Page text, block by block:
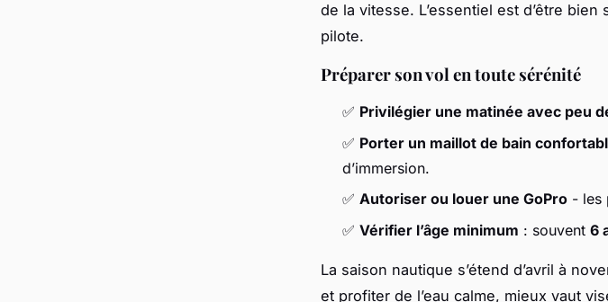
de la vitesse. L’essentiel est d’être
pilote.
Préparer son vol en toute sérénité
✅ Privilégier une matinée avec peu
✅ Porter un maillot de bain
d’immersion.
✅ Autoriser ou louer une GoPro - les
✅ Vérifier l’âge minimum : souvent 6
La saison nautique s’étend d’avril à
et profiter de l’eau calme, mieux vaut